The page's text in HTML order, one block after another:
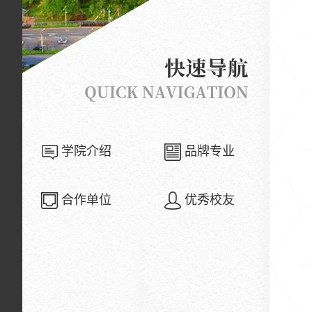
学院介绍 品牌专业
合作单位 优秀校友